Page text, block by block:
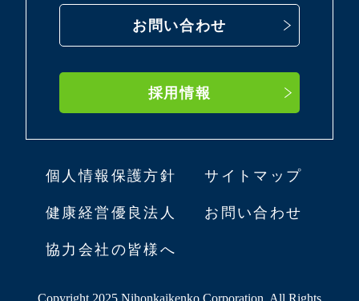
お問い合わせ
採用情報
個人情報保護方針 サイトマップ
健康経営優良法人 お問い合わせ
協力会社の皆様へ
Copyright 2025 Nihonkaikenko Corporation. All Rights